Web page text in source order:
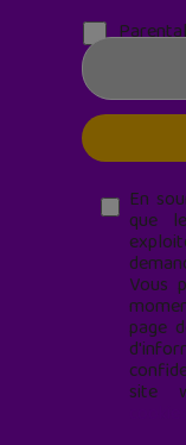
En
que
Vous
page
site